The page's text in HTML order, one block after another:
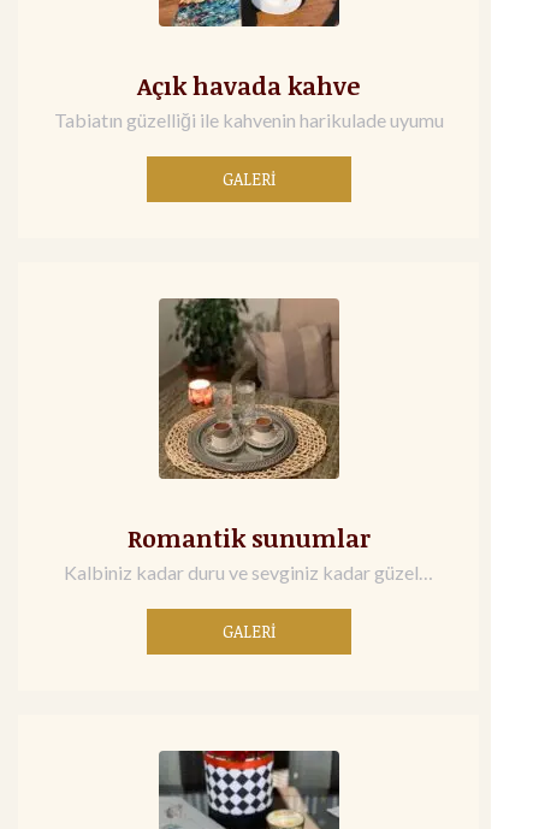
Açık havada kahve
Tabiatın güzelliği ile kahvenin harikulade uyumu
GALERİ
Romantik sunumlar
Kalbiniz kadar duru ve sevginiz kadar güzel…
GALERİ